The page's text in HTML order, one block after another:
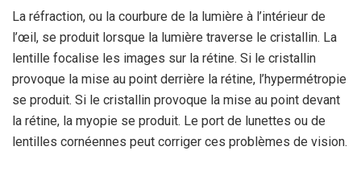
La réfraction, ou la courbure de la lumière à l’intérieur de
l’œil, se produit lorsque la lumière traverse le cristallin. La
lentille focalise les images sur la rétine. Si le cristallin
provoque la mise au point derrière la rétine, l’hypermétropie
se produit. Si le cristallin provoque la mise au point devant
la rétine, la myopie se produit. Le port de lunettes ou de
lentilles cornéennes peut corriger ces problèmes de vision.